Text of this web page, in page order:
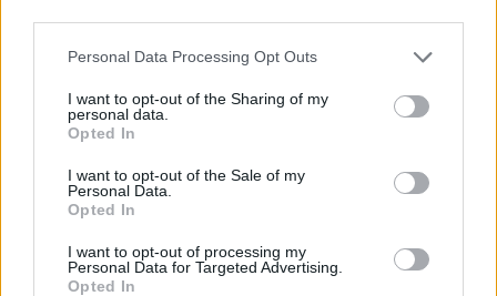
Please note that this website/app uses one or more Google
not limited to your visit or usage behaviour. You may click to
grant or deny consent to Google and its third-party tags to
use your data for below specified purposes in below Google
consent section.
Personal Data Processing Opt Outs
I want to opt-out of the Sharing of my
personal data.
Opted In
I want to opt-out of the Sale of my
Personal Data.
Opted In
I want to opt-out of processing my
Personal Data for Targeted Advertising.
Opted In
apró orális örömökhöz.
Film Sorozatok Tévé Lavór